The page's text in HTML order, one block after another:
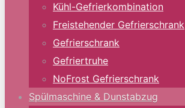
Kühl-Gefrierkombination
Freistehender Gefrierschrank
Gefrierschrank
Gefriertruhe
NoFrost Gefrierschrank
Spülmaschine & Dunstabzug